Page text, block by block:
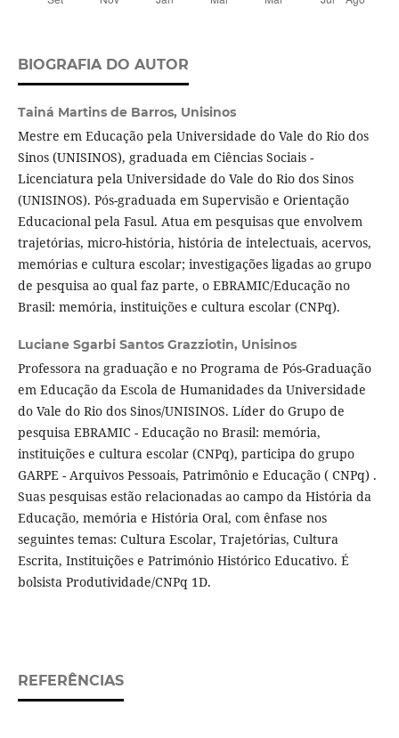
BIOGRAFIA DO AUTOR
Tainá Martins de Barros, Unisinos
Mestre em Educação pela Universidade do Vale do Rio dos
Sinos (UNISINOS), graduada em Ciências Sociais -
Licenciatura pela Universidade do Vale do Rio dos Sinos
(UNISINOS). Pós-graduada em Supervisão e Orientação
Educacional pela Fasul. Atua em pesquisas que envolvem
trajetórias, micro-história, história de intelectuais, acervos,
memórias e cultura escolar; investigações ligadas ao grupo
de pesquisa ao qual faz parte, o EBRAMIC/Educação no
Brasil: memória, instituições e cultura escolar (CNPq).
Luciane Sgarbi Santos Grazziotin, Unisinos
Professora na graduação e no Programa de Pós-Graduação
em Educação da Escola de Humanidades da Universidade
do Vale do Rio dos Sinos/UNISINOS. Líder do Grupo de
pesquisa EBRAMIC - Educação no Brasil: memória,
instituições e cultura escolar (CNPq), participa do grupo
GARPE - Arquivos Pessoais, Patrimônio e Educação ( CNPq) .
Suas pesquisas estão relacionadas ao campo da História da
Educação, memória e História Oral, com ênfase nos
seguintes temas: Cultura Escolar, Trajetórias, Cultura
Escrita, Instituições e Património Histórico Educativo. É
bolsista Produtividade/CNPq 1D.
REFERÊNCIAS